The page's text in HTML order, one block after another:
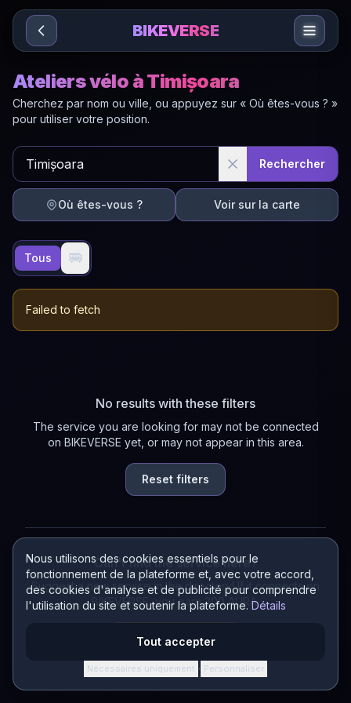
Sari la conținut
Nous utilisons des cookies essentiels pour le
fonctionnement de la plateforme et, avec votre accord,
des cookies d'analyse et de publicité pour comprendre
l'utilisation du site et soutenir la plateforme. Détails
Tout accepter
Nécessaires uniquement · Personnaliser
BIKEVERSE
Ateliers vélo à Timișoara
Cherchez par nom ou ville, ou appuyez sur « Où êtes-vous ? »
pour utiliser votre position.
Rechercher
Où êtes-vous ? Voir sur la carte
Tous 🚐
Failed to fetch
No results with these filters
The service you are looking for may not be connected
on BIKEVERSE yet, or may not appear in this area.
Reset filters
Can't find the service here?
Suggest a new service in the directory! If it connects on
BIKEVERSE, you earn 200 AURA.
Suggest a service